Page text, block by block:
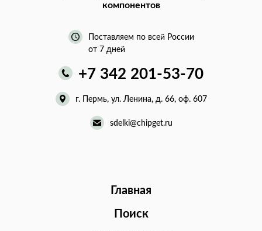
компонентов
Поставляем по всей России
от 7 дней
+7 342 201-53-70
г. Пермь, ул. Ленина, д. 66, оф. 607
sdelki@chipget.ru
Главная
Поиск